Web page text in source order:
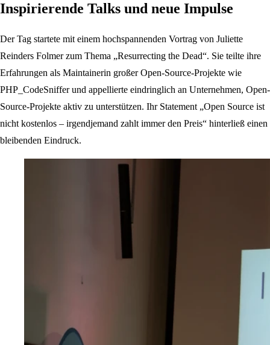
Inspirierende Talks und neue Impulse
Der Tag startete mit einem hochspannenden Vortrag von Juliette
Reinders Folmer zum Thema „Resurrecting the Dead“. Sie teilte ihre
Erfahrungen als Maintainerin großer Open-Source-Projekte wie
PHP_CodeSniffer und appellierte eindringlich an Unternehmen, Open-
Source-Projekte aktiv zu unterstützen. Ihr Statement „Open Source ist
nicht kostenlos – irgendjemand zahlt immer den Preis“ hinterließ einen
bleibenden Eindruck.